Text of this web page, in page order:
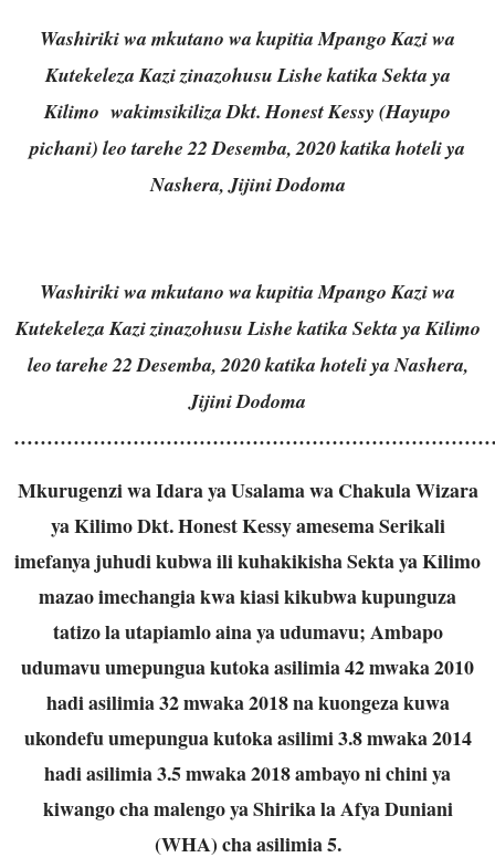
Washiriki wa mkutano wa kupitia Mpango Kazi wa
Kutekeleza Kazi zinazohusu Lishe katika Sekta ya
Kilimo wakimsikiliza Dkt. Honest Kessy (Hayupo
pichani) leo tarehe 22 Desemba, 2020 katika hoteli ya
Nashera, Jijini Dodoma
Washiriki wa mkutano wa kupitia Mpango Kazi wa
Kutekeleza Kazi zinazohusu Lishe katika Sekta ya Kilimo
leo tarehe 22 Desemba, 2020 katika hoteli ya Nashera,
Jijini Dodoma
Mkurugenzi wa Idara ya Usalama wa Chakula Wizara
ya Kilimo Dkt. Honest Kessy amesema Serikali
imefanya juhudi kubwa ili kuhakikisha Sekta ya Kilimo
mazao imechangia kwa kiasi kikubwa kupunguza
tatizo la utapiamlo aina ya udumavu; Ambapo
udumavu umepungua kutoka asilimia 42 mwaka 2010
hadi asilimia 32 mwaka 2018 na kuongeza kuwa
ukondefu umepungua kutoka asilimi 3.8 mwaka 2014
hadi asilimia 3.5 mwaka 2018 ambayo ni chini ya
kiwango cha malengo ya Shirika la Afya Duniani
(WHA) cha asilimia 5.